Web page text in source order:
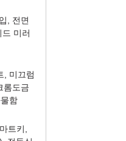
, 전면
미러
, 미끄럼
롬도금
함
트키,